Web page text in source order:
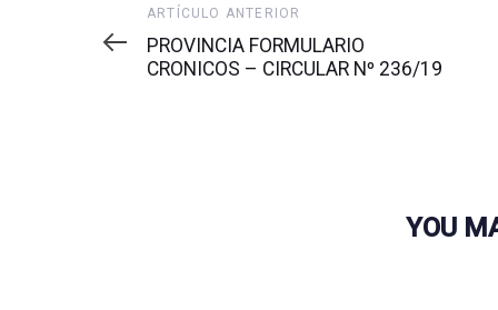
Artículo
anterior
ARTÍCULO ANTERIOR
PROVINCIA FORMULARIO
CRONICOS – CIRCULAR Nº 236/19
YOU